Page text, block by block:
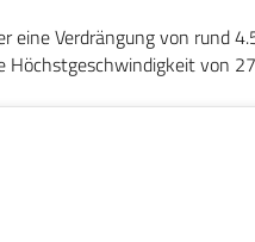
eine Verdrängung von rund
Höchstgeschwindigkeit von